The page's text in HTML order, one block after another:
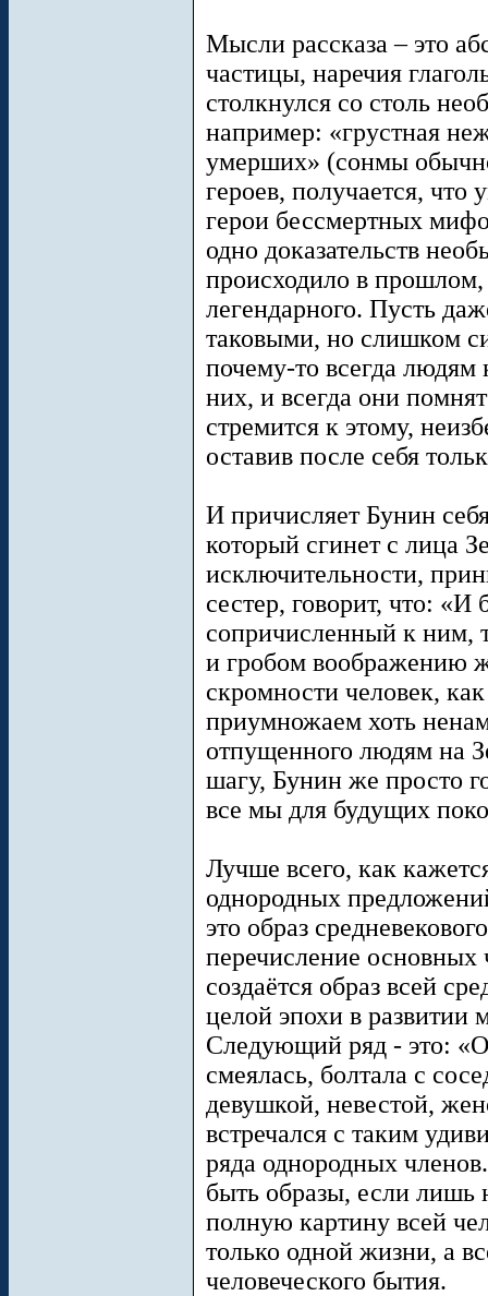
Мысли рассказа – это
частицы, наречия
столкнулся со столь
например: «грустная
умерших» (сонмы
героев, получается,
герои бессмертных
одно доказательств
происходило в прошлом,
легендарного. Пусть
таковыми, но слишком
почему-то всегда людям
них, и всегда они
стремится к этому,
оставив после себя
И причисляет Бунин
который сгинет с лица
исключительности,
сестер, говорит, что: «И
сопричисленный к ним,
и гробом воображению
скромности человек,
приумножаем хоть
отпущенного людям на
шагу, Бунин же просто
все мы для будущих
Лучше всего, как
однородных
это образ
перечисление основных
создаётся образ всей
целой эпохи в развитии
Следующий ряд - это:
смеялась, болтала с
девушкой, невестой,
встречался с таким
ряда однородных
быть образы, если лишь
полную картину всей
только одной жизни, а
человеческого бытия.